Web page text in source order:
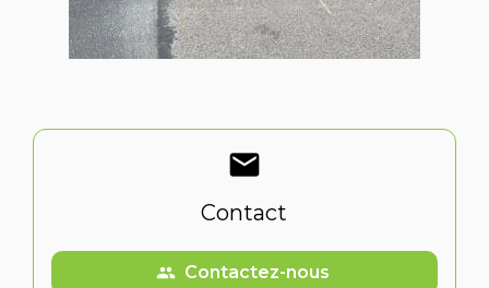
mail
Contact
people Contactez-nous